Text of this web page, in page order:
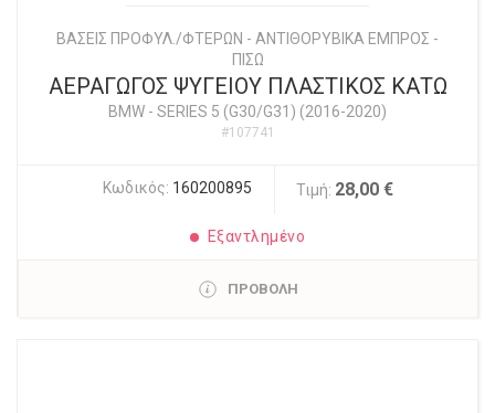
ΒΑΣΕΙΣ ΠΡΟΦΥΛ./ΦΤΕΡΩΝ - ΑΝΤΙΘΟΡΥΒΙΚΑ ΕΜΠΡΟΣ -
ΠΙΣΩ
ΑΕΡΑΓΩΓΟΣ ΨΥΓΕΙΟΥ ΠΛΑΣΤΙΚΟΣ ΚΑΤΩ
BMW - SERIES 5 (G30/G31) (2016-2020)
#107741
Κωδικός: 160200895 Τιμή: 28,00 €
Εξαντλημένο
ΠΡΟΒΟΛΗ